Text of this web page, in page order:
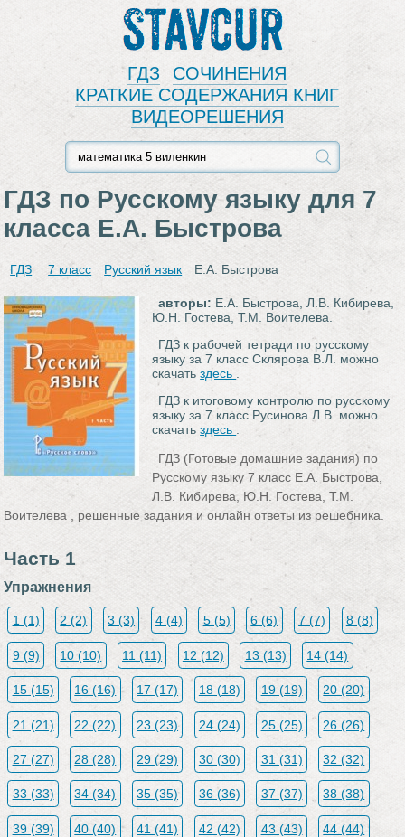
Stavcur
ГДЗ
СОЧИНЕНИЯ
КРАТКИЕ СОДЕРЖАНИЯ КНИГ
ВИДЕОРЕШЕНИЯ
ГДЗ по Русскому языку для 7
класса Е.А. Быстрова
ГДЗ 7 класс Русский язык Е.А. Быстрова
авторы: Е.А. Быстрова, Л.В. Кибирева,
Ю.Н. Гостева, Т.М. Воителева.
ГДЗ к рабочей тетради по русскому
языку за 7 класс Склярова В.Л. можно
скачатьздесь
ГДЗ к итоговому контролю по русскому
языку за 7 класс Русинова Л.В. можно
скачатьздесь
ГДЗ (Готовые домашние задания) по
Русскому языку 7 класс Е.А. Быстрова,
Л.В. Кибирева, Ю.Н. Гостева, Т.М.
Воителева , решенные задания и онлайн ответы из решебника.
Часть 1
Упражнения
1 (1) 2 (2) 3 (3) 4 (4) 5 (5) 6 (6) 7 (7) 8 (8)
9 (9) 10 (10) 11 (11) 12 (12) 13 (13) 14 (14)
15 (15) 16 (16) 17 (17) 18 (18) 19 (19) 20 (20)
21 (21) 22 (22) 23 (23) 24 (24) 25 (25) 26 (26)
27 (27) 28 (28) 29 (29) 30 (30) 31 (31) 32 (32)
33 (33) 34 (34) 35 (35) 36 (36) 37 (37) 38 (38)
39 (39) 40 (40) 41 (41) 42 (42) 43 (43) 44 (44)